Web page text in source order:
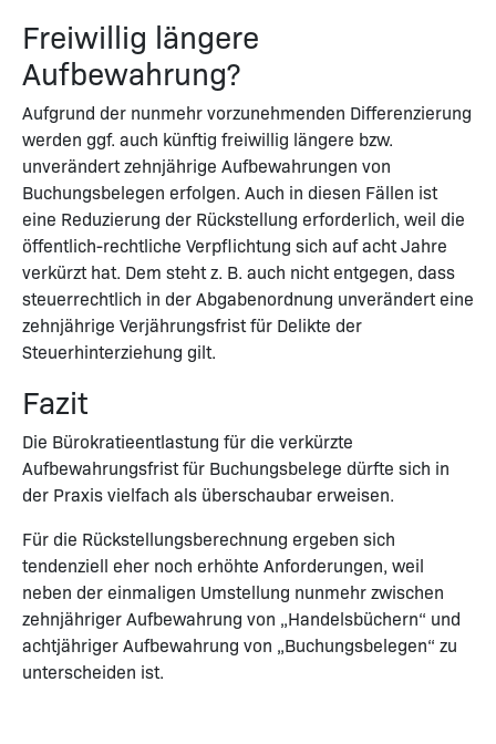
Freiwillig längere
Aufbewahrung?
Aufgrund der nunmehr vorzunehmenden Differenzierung
werden ggf. auch künftig freiwillig längere bzw.
unverändert zehnjährige Aufbewahrungen von
Buchungsbelegen erfolgen. Auch in diesen Fällen ist
eine Reduzierung der Rückstellung erforderlich, weil die
öffentlich-rechtliche Verpflichtung sich auf acht Jahre
verkürzt hat. Dem steht z. B. auch nicht entgegen, dass
steuerrechtlich in der Abgabenordnung unverändert eine
zehnjährige Verjährungsfrist für Delikte der
Steuerhinterziehung gilt.
Fazit
Die Bürokratieentlastung für die verkürzte
Aufbewahrungsfrist für Buchungsbelege dürfte sich in
der Praxis vielfach als überschaubar erweisen.
Für die Rückstellungsberechnung ergeben sich
tendenziell eher noch erhöhte Anforderungen, weil
neben der einmaligen Umstellung nunmehr zwischen
zehnjähriger Aufbewahrung von „Handelsbüchern“ und
achtjähriger Aufbewahrung von „Buchungsbelegen“ zu
unterscheiden ist.